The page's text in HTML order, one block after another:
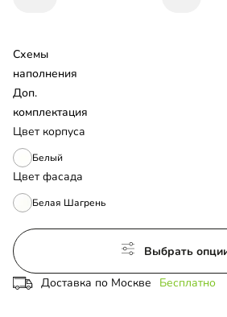
Цвет корпуса
Белый
Цвет фасада
Белая Шагрень
Схемы
наполнения
Доп.
комплектация
Выбрать
Доставка по Москве Бесплатно